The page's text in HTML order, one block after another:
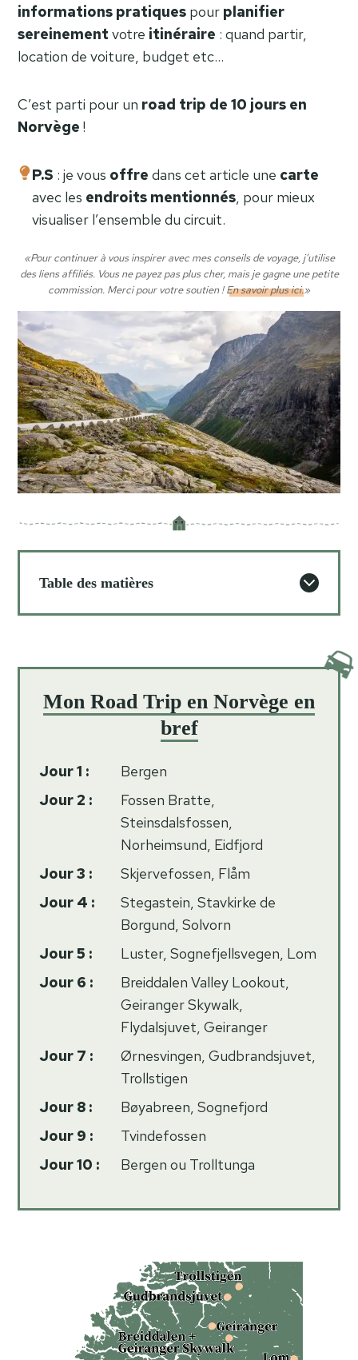
informations pratiques pour planifier
sereinement votre itinéraire : quand partir,
location de voiture, budget etc…
C’est parti pour un road trip de 10 jours en
Norvège !
P.S : je vous offre dans cet article une carte
avec les endroits mentionnés, pour mieux
visualiser l’ensemble du circuit.
«Pour continuer à vous inspirer avec mes conseils de voyage, j’utilise
des liens affiliés. Vous ne payez pas plus cher, mais je gagne une petite
commission. Merci pour votre soutien !En savoir plus ici.»
Table des matières
Mon Road Trip en Norvège en
bref
Jour 1 :
Bergen
Jour 2 :
Fossen Bratte,
Steinsdalsfossen,
Norheimsund, Eidfjord
Jour 3 :
Skjervefossen, Flåm
Jour 4 :
Stegastein, Stavkirke de
Borgund, Solvorn
Jour 5 :
Luster, Sognefjellsvegen, Lom
Jour 6 :
Breiddalen Valley Lookout,
Geiranger Skywalk,
Flydalsjuvet, Geiranger
Jour 7 :
Ørnesvingen, Gudbrandsjuvet,
Trollstigen
Jour 8 :
Bøyabreen, Sognefjord
Jour 9 :
Tvindefossen
Jour 10 :
Bergen ou Trolltunga